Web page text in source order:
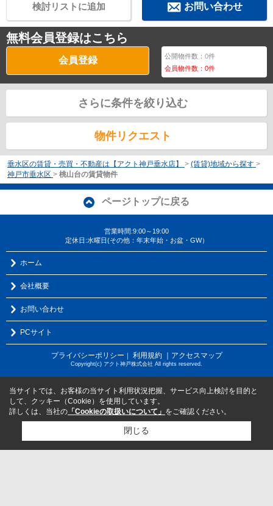
お問い合わせ
検討リストに追加
無料会員登録はこちら
会員登録 公開物件数：0件
会員物件数：0件
さらに条件を絞り込む
物件リクエスト
垂水区の賃貸・売買・不動産は【アクト神戸垂水店】 > (賃貸)地域から探す >
神戸市垂水区 > 桃山台の賃貸物件
ページトップに戻る
営業時間:9:00～19:00
定休日:水曜日(その他：年末年始・お盆・GW）
ホーム
会社概要
お問い合わせ
PCサイト
プライバシーポリシー ｜ 利用規約 ｜アクセスマップ
Copyright(c) アクト神戸株式会社 All rights reserved.
当サイトでは、お客様の当サイト利用状況把握、サービス向上検討を目的と
して、クッキー（Cookie）を使用しています。
詳しくは、当社の 「Cookieの取扱いについて」 をご確認ください。
閉じる